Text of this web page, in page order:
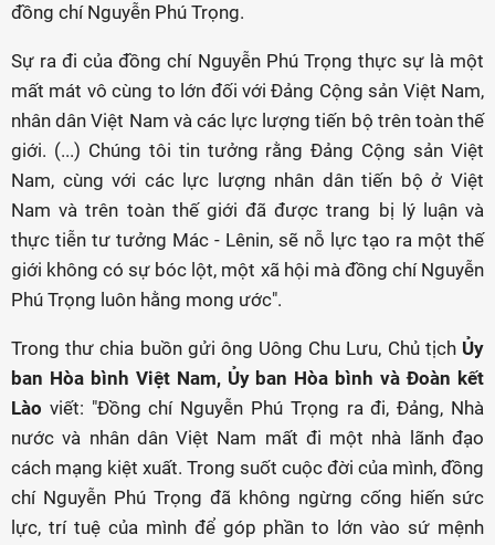
đồng chí Nguyễn Phú Trọng.
Sự ra đi của đồng chí Nguyễn Phú Trọng thực sự là một
mất mát vô cùng to lớn đối với Đảng Cộng sản Việt Nam,
nhân dân Việt Nam và các lực lượng tiến bộ trên toàn thế
giới. (...) Chúng tôi tin tưởng rằng Đảng Cộng sản Việt
Nam, cùng với các lực lượng nhân dân tiến bộ ở Việt
Nam và trên toàn thế giới đã được trang bị lý luận và
thực tiễn tư tưởng Mác - Lênin, sẽ nỗ lực tạo ra một thế
giới không có sự bóc lột, một xã hội mà đồng chí Nguyễn
Phú Trọng luôn hằng mong ước".
Trong thư chia buồn gửi ông Uông Chu Lưu, Chủ tịchỦy
ban Hòa bình Việt Nam, Ủy ban Hòa bình và Đoàn kết
Lào viết: "Đồng chí Nguyễn Phú Trọng ra đi, Đảng, Nhà
nước và nhân dân Việt Nam mất đi một nhà lãnh đạo
cách mạng kiệt xuất. Trong suốt cuộc đời của mình, đồng
chí Nguyễn Phú Trọng đã không ngừng cống hiến sức
lực, trí tuệ của mình để góp phần to lớn vào sứ mệnh